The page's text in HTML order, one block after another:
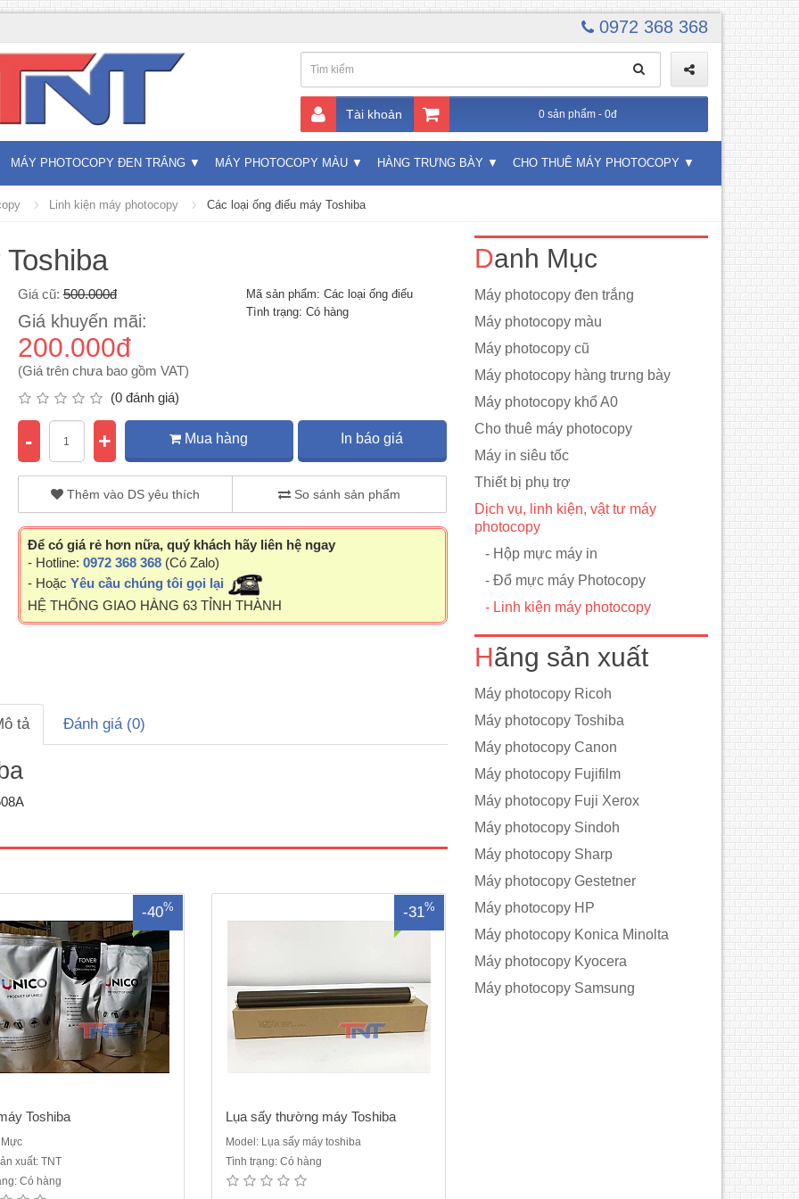
0972 368 368
Tài khoản 0 sản phẩm - 0đ
MÁY PHOTOCOPY ĐEN TRẮNG MÁY PHOTOCOPY MÀU HÀNG TRƯNG BÀY CHO THUÊ MÁY PHOTOCOPY
Linh kiện máy photocopy Các loại ống điếu máy Toshiba
Giá cũ: 500.000đ
Giá khuyến mãi:
200.000đ
(Giá trên chưa bao gồm VAT)
(0 đánh giá)
Mã sản phẩm: Các loại ống điếu
Tình trạng: Có hàng
- + Mua hàng In báo giá
Thêm vào DS yêu thích So sánh sản phẩm
Để có giá rẻ hơn nữa, quý khách hãy liên hệ ngay
- Hotline: 0972 368 368(Có Zalo)
- Hoặc Yêu cầu chúng tôi gọi lại
HỆ THỐNG GIAO HÀNG 63 TỈNH THÀNH
tả Đánh giá (0)
-40%
dùng cho các dòng máy toshiba
Toshiba
xuất: TNT
Có hàng
-31%
Lụa sấy thường máy Toshiba
Model: Lụa sấy máy toshiba
Tình trạng: Có hàng
cho các dòng máy toshiba
Các loại gạt dùng cho dòng máy xerox
Danh Mục
Máy photocopy đen trắng
Máy photocopy màu
Máy photocopy cũ
Máy photocopy hàng trưng bày
Máy photocopy khổ A0
Cho thuê máy photocopy
Máy in siêu tốc
Thiết bị phụ trợ
Dịch vụ, linh kiện, vật tư máy
photocopy
- Hộp mực máy in
- Đổ mực máy Photocopy
- Linh kiện máy photocopy
Hãng sản xuất
Máy photocopy Ricoh
Máy photocopy Toshiba
Máy photocopy Canon
Máy photocopy Fujifilm
Máy photocopy Fuji Xerox
Máy photocopy Sindoh
Máy photocopy Sharp
Máy photocopy Gestetner
Máy photocopy HP
Máy photocopy Konica Minolta
Máy photocopy Kyocera
Máy photocopy Samsung